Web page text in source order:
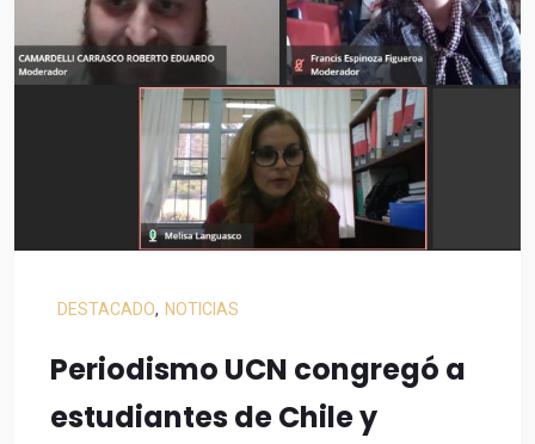
DESTACADO, NOTICIAS
Periodismo UCN congregó a
estudiantes de Chile y